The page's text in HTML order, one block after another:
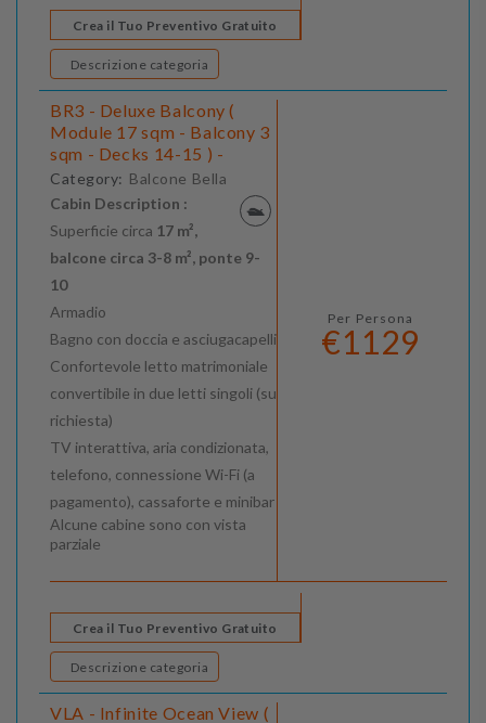
Crea il Tuo Preventivo Gratuito
Descrizione categoria
BR3 - Deluxe Balcony (
Module 17 sqm - Balcony 3
sqm - Decks 14-15 ) -
Category: Balcone Bella
Cabin Description :
Superficie circa 17 m²,
balcone circa 3-8 m², ponte 9-
10
Armadio
Bagno con doccia e asciugacapelli
Confortevole letto matrimoniale
convertibile in due letti singoli (su
richiesta)
TV interattiva, aria condizionata,
telefono, connessione Wi-Fi (a
pagamento), cassaforte e minibar
Alcune cabine sono con vista
parziale
Per Persona
€1129
Crea il Tuo Preventivo Gratuito
Descrizione categoria
VLA - Infinite Ocean View (